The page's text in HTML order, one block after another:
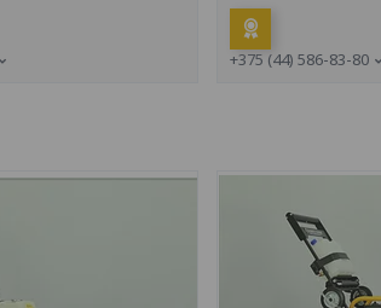
+375 (44) 586-83-80